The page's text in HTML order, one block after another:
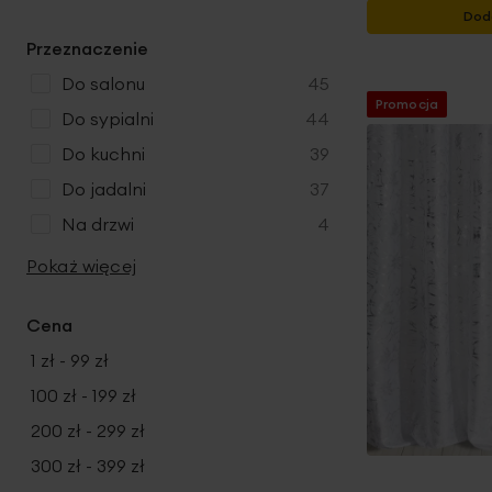
Promocja
d
u
t
y
Przeznaczenie
do salonu
45
produkty
do sypialni
44
produkty
do kuchni
39
produkty
do jadalni
37
produkty
na drzwi
4
produkty
Pokaż więcej
Cena
1 zł - 99 zł
100 zł - 199 zł
200 zł - 299 zł
300 zł - 399 zł